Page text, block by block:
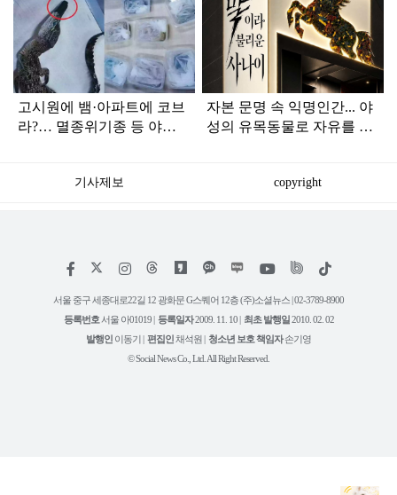
탑
라
인
고시원에 뱀·아파트에 코브
라?… 멸종위기종 등 야생
자본 문명 속 익명인간... 야
성의 유목동물로 자유를 그
기사제보 copyright
페
스
북
인
타
그
램
위
트
리
유
튜
틱
서울 중구 세종대로22길 12 광화문 G스퀘어 12층 (주)소셜뉴스 | 02-3789-8900
등록번호 서울 아01019 | 등록일자2009. 11. 10 | 최초 발행일2010. 02. 02
발행인 이동기 | 편집인채석원 | 청소년 보호 책임자손기영
© Social News Co., Ltd. All Right Reserved.